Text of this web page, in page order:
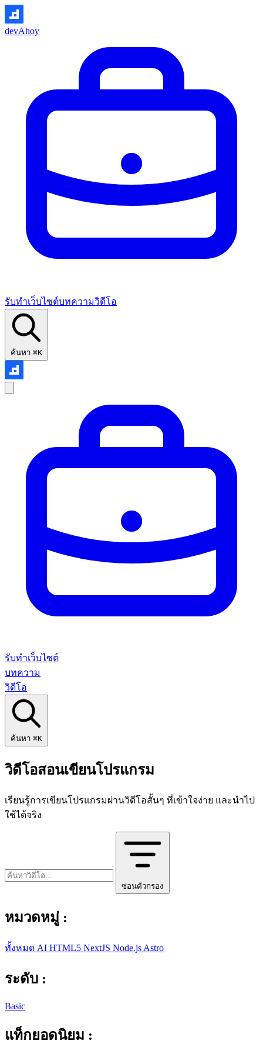
devAhoy
รับทำเว็บไซต์บทความวิดีโอ
ค้นหา ⌘K
รับทำเว็บไซต์
บทความ
วิดีโอ
ค้นหา ⌘K
วิดีโอสอนเขียนโปรแกรม
เรียนรู้การเขียนโปรแกรมผ่านวิดีโอสั้นๆ ที่เข้าใจง่าย และนำไป
ใช้ได้จริง
ซ่อนตัวกรอง
หมวดหมู่ :
ทั้งหมด AI HTML5 NextJS Node.js Astro
ระดับ :
Basic
แท็กยอดนิยม :